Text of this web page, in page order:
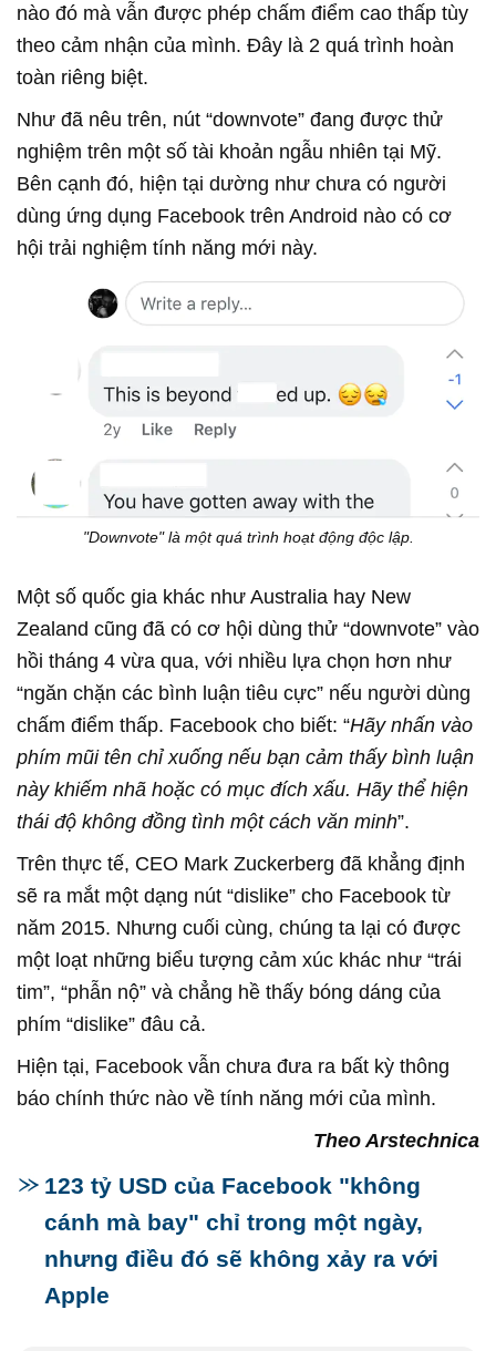
nào đó mà vẫn được phép chấm điểm cao thấp tùy
theo cảm nhận của mình. Đây là 2 quá trình hoàn
toàn riêng biệt.
Như đã nêu trên, nút “downvote” đang được thử
nghiệm trên một số tài khoản ngẫu nhiên tại Mỹ.
Bên cạnh đó, hiện tại dường như chưa có người
dùng ứng dụng Facebook trên Android nào có cơ
hội trải nghiệm tính năng mới này.
"Downvote" là một quá trình hoạt động độc lập.
Một số quốc gia khác như Australia hay New
Zealand cũng đã có cơ hội dùng thử “downvote” vào
hồi tháng 4 vừa qua, với nhiều lựa chọn hơn như
“ngăn chặn các bình luận tiêu cực” nếu người dùng
chấm điểm thấp. Facebook cho biết: “Hãy nhấn vào
phím mũi tên chỉ xuống nếu bạn cảm thấy bình luận
này khiếm nhã hoặc có mục đích xấu. Hãy thể hiện
thái độ không đồng tình một cách văn minh”.
Trên thực tế, CEO Mark Zuckerberg đã khẳng định
sẽ ra mắt một dạng nút “dislike” cho Facebook từ
năm 2015. Nhưng cuối cùng, chúng ta lại có được
một loạt những biểu tượng cảm xúc khác như “trái
tim”, “phẫn nộ” và chẳng hề thấy bóng dáng của
phím “dislike” đâu cả.
Hiện tại, Facebook vẫn chưa đưa ra bất kỳ thông
báo chính thức nào về tính năng mới của mình.
Theo Arstechnica
123 tỷ USD của Facebook "không
cánh mà bay" chỉ trong một ngày,
nhưng điều đó sẽ không xảy ra với
Apple